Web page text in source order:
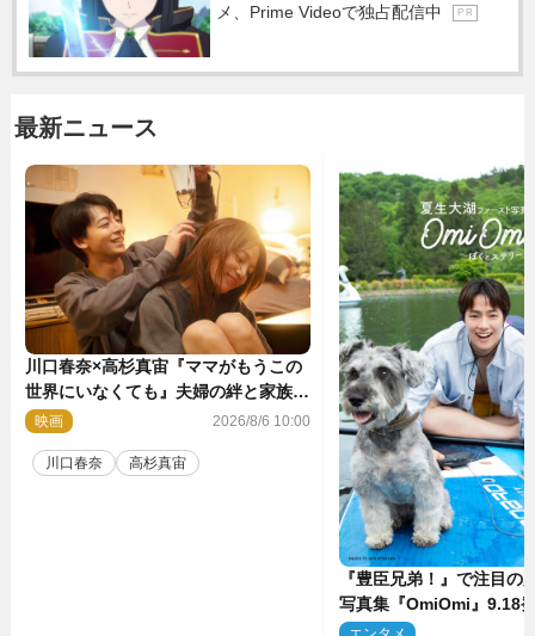
メ、Prime Videoで独占配信中
P R
最新ニュース
川口春奈×高杉真宙『ママがもうこの
世界にいなくても』夫婦の絆と家族の
愛を映す場面写真公開
映画 2026/8/6 10:00
川口春奈 高杉真宙
『豊臣兄弟！』で注目の
写真集『OmiOmi』9.18
行カット解禁